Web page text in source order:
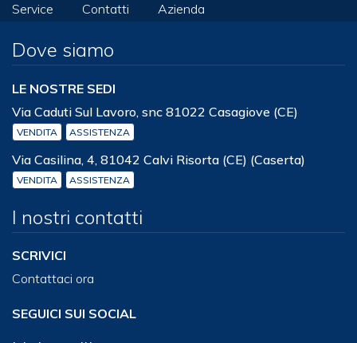
Service
Contatti Azienda
Dove siamo
LE NOSTRE SEDI
Via Caduti Sul Lavoro, snc 81022 Casagiove (CE)
VENDITA ASSISTENZA
Via Casilina, 4, 81042 Calvi Risorta (CE) (Caserta)
VENDITA ASSISTENZA
I nostri contatti
SCRIVICI
Contattaci ora
SEGUICI SUI SOCIAL